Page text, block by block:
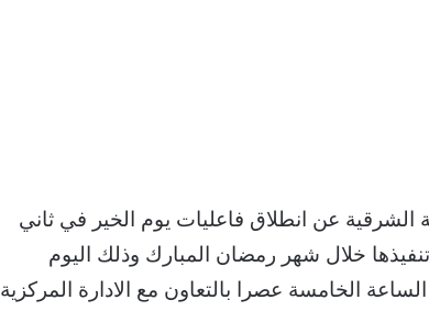
الشرقية عن انطلاق فاعليات يوم الخير في ثاني
خلال شهر رمضان المبارك وذلك اليوم
٢٤ يونيو ٢٠٢٣ في تمام الساعة الخامسة عصرا بالتعاون مع الادارة المركزية